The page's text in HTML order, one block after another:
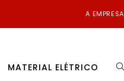
A EMPRESA
MATERIAL ELÉTRICO